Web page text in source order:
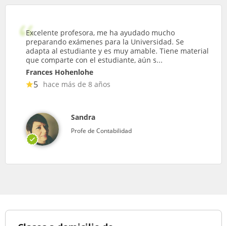
Excelente profesora, me ha ayudado mucho
preparando exámenes para la Universidad. Se
adapta al estudiante y es muy amable. Tiene material
que comparte con el estudiante, aún s...
Frances Hohenlohe
5 hace más de 8 años
Sandra
Profe de Contabilidad